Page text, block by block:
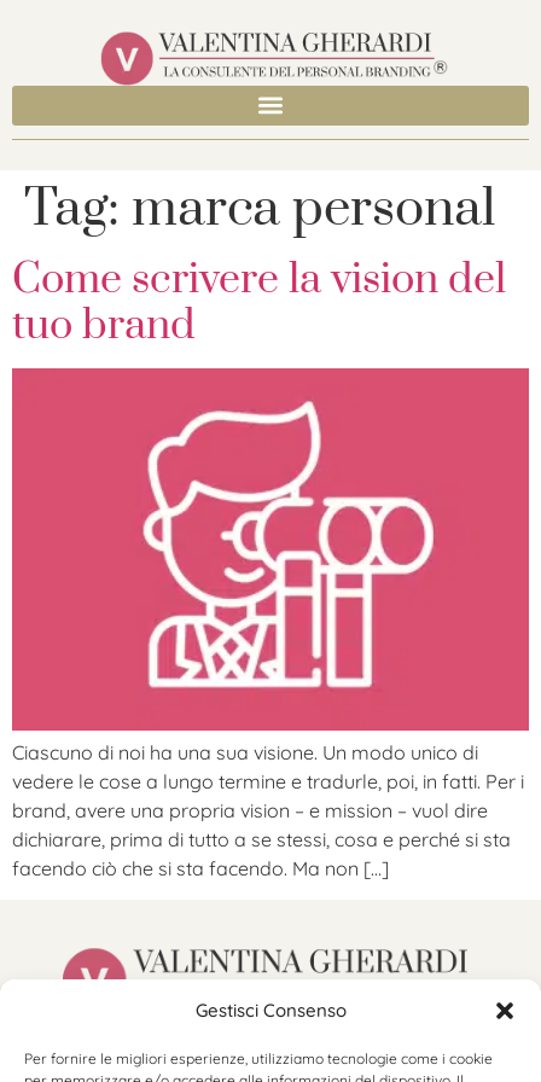
Gestisci Consenso
Per fornire le migliori esperienze, utilizziamo tecnologie come i cookie
Tag: marca personal
Come scrivere la vision del
tuo brand
Ciascuno di noi ha una sua visione. Un modo unico di
vedere le cose a lungo termine e tradurle, poi, in fatti. Per i
brand, avere una propria vision – e mission – vuol dire
dichiarare, prima di tutto a se stessi, cosa e perché si sta
facendo ciò che si sta facendo. Ma non […]
©2025 Valentina Gherardi